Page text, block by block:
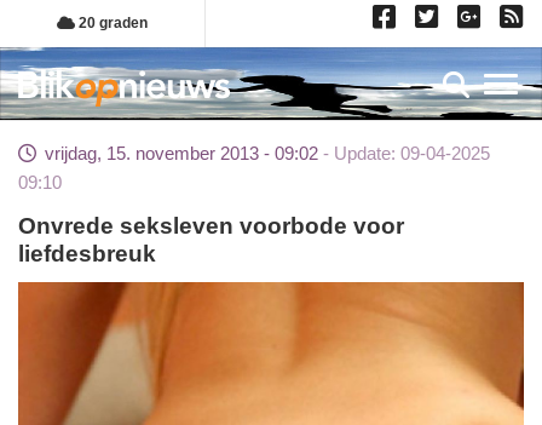
Overslaan
en
naar
de
gaan
20 graden
vrijdag, 15. november 2013 - 09:02
Update: 09-04-2025
09:10
Onvrede seksleven voorbode voor
liefdesbreuk